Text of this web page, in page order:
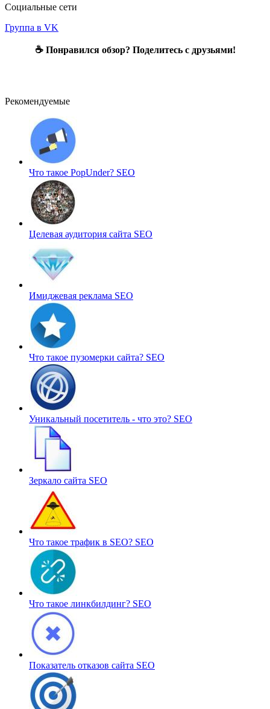
Социальные сети
Группа в VK
☕ Понравился обзор? Поделитесь с друзьями!
Рекомендуемые
Что такое PopUnder? SEO
Целевая аудитория сайта SEO
Имиджевая реклама SEO
Что такое пузомерки сайта? SEO
Уникальный посетитель - что это? SEO
Зеркало сайта SEO
Что такое трафик в SEO? SEO
Что такое линкбилдинг? SEO
Показатель отказов сайта SEO